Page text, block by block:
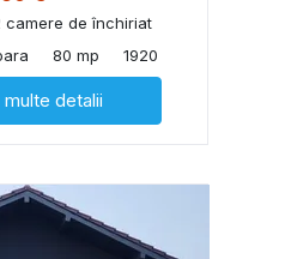
camere de închiriat
80 mp 1920
multe detalii